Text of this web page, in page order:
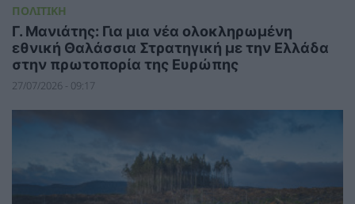
ΠΟΛΙΤΙΚΗ
Γ. Μανιάτης: Για μια νέα ολοκληρωμένη
εθνική Θαλάσσια Στρατηγική με την Ελλάδα
στην πρωτοπορία της Ευρώπης
27/07/2026 - 09:17